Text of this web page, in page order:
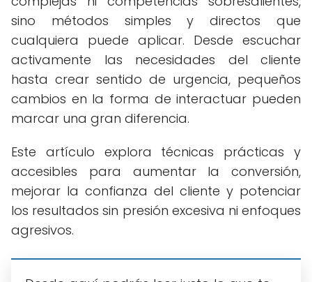
sino métodos simples y directos que
cualquiera puede aplicar. Desde escuchar
activamente las necesidades del cliente
hasta crear sentido de urgencia, pequeños
cambios en la forma de interactuar pueden
marcar una gran diferencia.
Este artículo explora técnicas prácticas y
accesibles para aumentar la conversión,
mejorar la confianza del cliente y potenciar
los resultados sin presión excesiva ni enfoques
agresivos.